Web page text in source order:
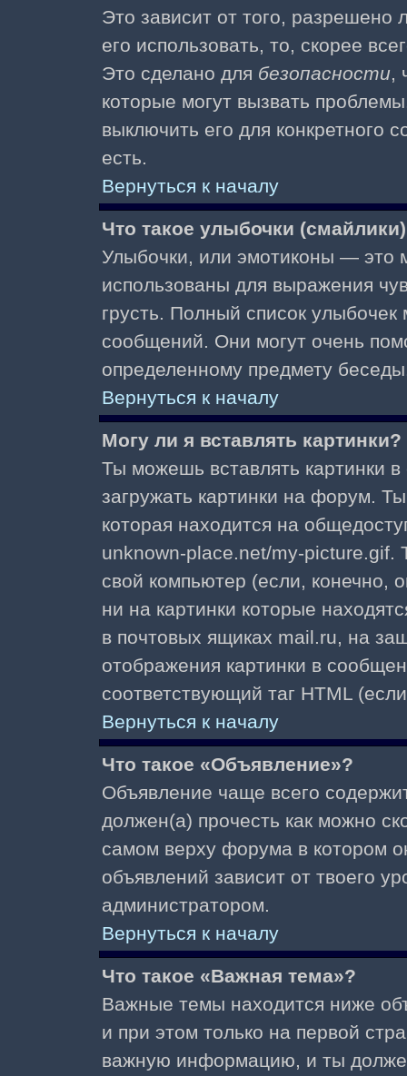
Это зависит от того,
его использовать, то, скорее
Это сделано для безопасности,
которые могут вызвать
выключить его для конкретного
есть.
Вернуться к началу
Что такое улыбочки
Улыбочки, или эмотиконы — это
использованы для выражения
грусть. Полный список
сообщений. Они могут очень
определенному предмету
Вернуться к началу
Могу ли я вставлять картинки?
Ты можешь вставлять картинки
загружать картинки на форум.
которая находится на
unknown-place.net/my-picture.gif.
свой компьютер (если, конечно,
ни на картинки которые
в почтовых ящиках mail.ru, на
отображения картинки в
соответствующий таг HTML
Вернуться к началу
Что такое «Объявление»?
Объявление чаще всего
должен(а) прочесть как можно
самом верху форума в котором
объявлений зависит от твоего
администратором.
Вернуться к началу
Что такое «Важная тема»?
Важные темы находится ниже
и при этом только на первой
важную информацию, и ты